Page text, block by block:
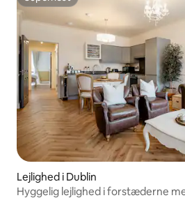
Superhost
Lejlighed i Dublin
Hyggelig lejlighed i forstæderne